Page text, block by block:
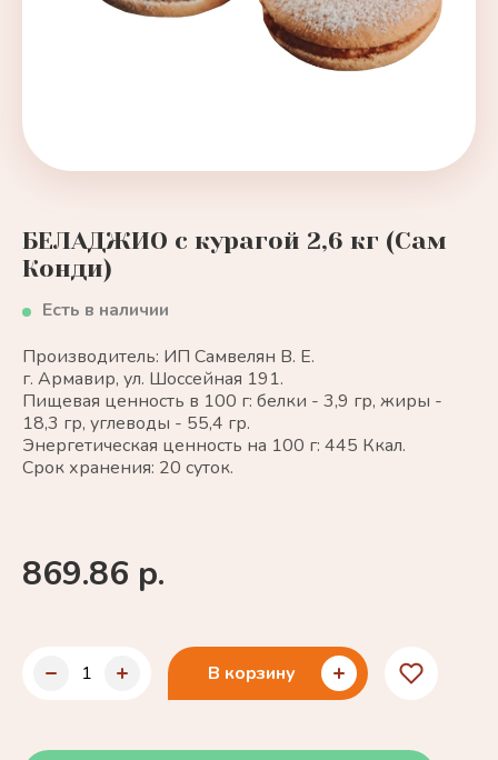
БЕЛАДЖИО с курагой 2,6 кг (Сам
Конди)
Есть в наличии
Производитель: ИП Самвелян В. Е.
г. Армавир, ул. Шоссейная 191.
Пищевая ценность в 100 г: белки - 3,9 гр, жиры -
18,3 гр, углеводы - 55,4 гр.
Энергетическая ценность на 100 г: 445 Ккал.
Срок хранения: 20 суток.
869.86 р.
В корзину